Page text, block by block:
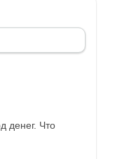
денег. Что